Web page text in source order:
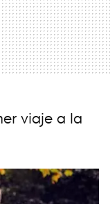
viaje a la